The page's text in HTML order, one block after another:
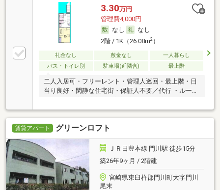
3.30万円
管理費4,000円
なし
なし
2階 / 1K（26.08m2）
礼金なし 敷金なし
一人暮らし
バス・トイレ別
駐車場(近隣含) 最上階
二人入居可・フリーレント・管理人巡回・最上階・日
当り良好・閑静な住宅街・保証人不要／代行 ・ルーム
シェア可・高齢者相談・初期費用カード決済可
賃貸アパート グリーンロフト
ＪＲ日豊本線 門川駅 徒歩15分
築26年9ヶ月 / 2階建
宮崎県東臼杵郡門川町大字門川
尾末